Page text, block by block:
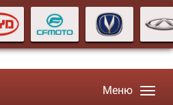
Меню